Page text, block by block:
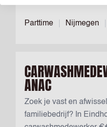
Parttime Nijmegen
ANAC
Zoek je vast en
familiebedrijf? In